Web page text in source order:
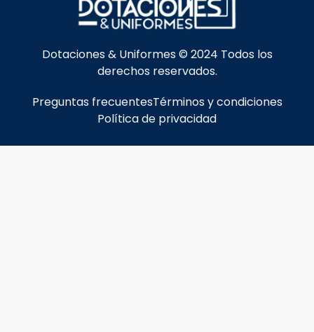
Dotaciones & Uniformes © 2024 Todos los
derechos reservados.
Preguntas frecuentesTérminos y condiciones
Política de privacidad